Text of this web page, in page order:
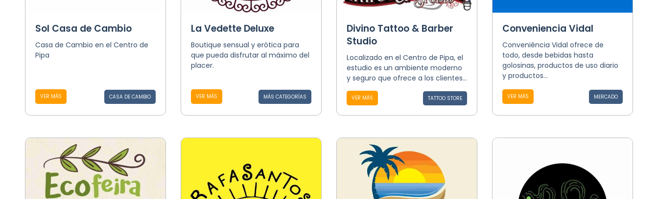
Sol Casa de Cambio
Casa de Cambio en el Centro de
Pipa
VER MÁS CASA DE CAMBIO
La Vedette Deluxe
Boutique sensual y erótica para
que pueda disfrutar al máximo del
placer.
VER MÁS MÁS CATEGORÍAS
Divino Tattoo & Barber
Studio
Localizado en el Centro de Pipa, el
estudio es un ambiente moderno
y seguro que ofrece a los clientes...
VER MÁS TATTOO STORE
Conveniencia Vidal
Conveniência Vidal ofrece de
todo, desde bebidas hasta
golosinas, productos de uso diario
y productos...
VER MÁS MERCADO